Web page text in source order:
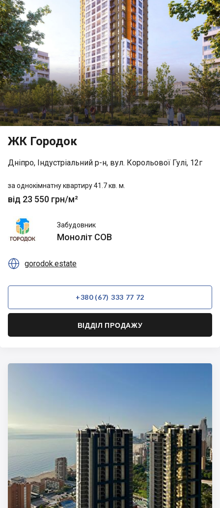
ЖК Городок
Дніпро, Індустріальний р-н, вул. Корольової Гулі, 12г
за однокімнатну квартиру 41.7 кв. м.
від 23 550 грн/м²
Моноліт
СОВ
Забудовник
Моноліт СОВ
 gorodok.estate
+380 (67) 333 77 72
ВІДДІЛ ПРОДАЖУ